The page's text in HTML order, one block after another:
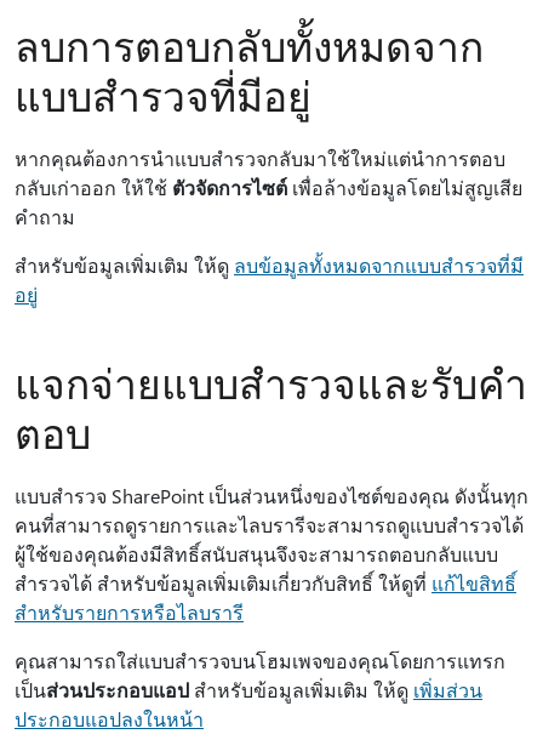
ลบการตอบกลับทั้งหมดจาก
แบบสํารวจที่มีอยู่
หากคุณต้องการนําแบบสํารวจกลับมาใช้ใหม่แต่นําการตอบ
กลับเก่าออก ให้ใช้ ตัวจัดการไซต์ เพื่อล้างข้อมูลโดยไม่สูญเสีย
คําถาม
สําหรับข้อมูลเพิ่มเติม ให้ดู ลบข้อมูลทั้งหมดจากแบบสํารวจที่มี
อยู่
แจกจ่ายแบบสํารวจและรับคํา
ตอบ
แบบสํารวจ SharePoint เป็นส่วนหนึ่งของไซต์ของคุณ ดังนั้นทุก
คนที่สามารถดูรายการและไลบรารีจะสามารถดูแบบสํารวจได้
ผู้ใช้ของคุณต้องมีสิทธิ์สนับสนุนจึงจะสามารถตอบกลับแบบ
สํารวจได้ สําหรับข้อมูลเพิ่มเติมเกี่ยวกับสิทธิ์ ให้ดูที่ แก้ไขสิทธิ์
สําหรับรายการหรือไลบรารี
คุณสามารถใส่แบบสํารวจบนโฮมเพจของคุณโดยการแทรก
เป็นส่วนประกอบแอป สําหรับข้อมูลเพิ่มเติม ให้ดู เพิ่มส่วน
ประกอบแอปลงในหน้า